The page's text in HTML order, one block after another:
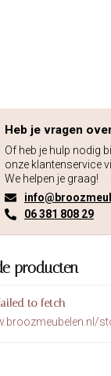
Heb je vragen
Of heb je hulp nodig
onze klantenservice
We helpen je graag!
06 381 808 29
producten
to fetch